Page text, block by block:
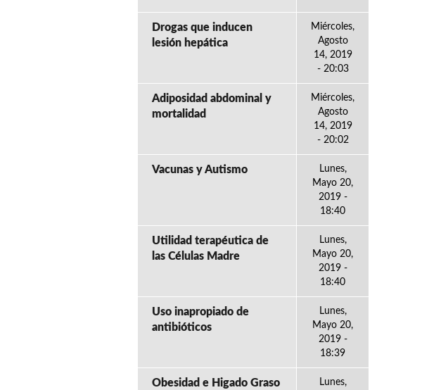
Drogas que inducen
lesión hepática
Miércoles,
Agosto
14, 2019
- 20:03
Adiposidad abdominal y
mortalidad
Miércoles,
Agosto
14, 2019
- 20:02
Vacunas y Autismo
Lunes,
Mayo 20,
2019 -
18:40
Utilidad terapéutica de
las Células Madre
Lunes,
Mayo 20,
2019 -
18:40
Uso inapropiado de
antibióticos
Lunes,
Mayo 20,
2019 -
18:39
Obesidad e Higado Graso
Lunes,